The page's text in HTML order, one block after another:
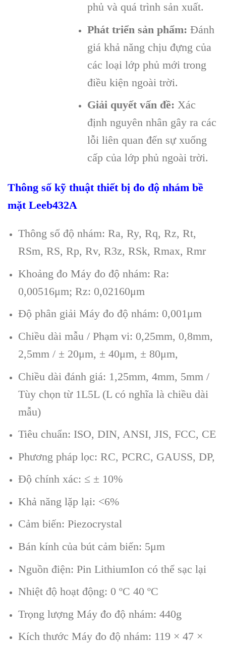
phủ và quá trình sản xuất.
Phát triển sản phẩm: Đánh
giá khả năng chịu đựng của
các loại lớp phủ mới trong
điều kiện ngoài trời.
Giải quyết vấn đề: Xác
định nguyên nhân gây ra các
lỗi liên quan đến sự xuống
cấp của lớp phủ ngoài trời.
Thông số kỹ thuật thiết bị đo độ nhám bề
mặt Leeb432A
Thông số độ nhám: Ra, Ry, Rq, Rz, Rt,
RSm, RS, Rp, Rv, R3z, RSk, Rmax, Rmr
Khoảng đo Máy đo độ nhám: Ra:
0,00516μm; Rz: 0,02160μm
Độ phân giải Máy đo độ nhám: 0,001μm
Chiều dài mẫu / Phạm vi: 0,25mm, 0,8mm,
2,5mm / ± 20μm, ± 40μm, ± 80μm,
Chiều dài đánh giá: 1,25mm, 4mm, 5mm /
Tùy chọn từ 1L5L (L có nghĩa là chiều dài
mẫu)
Tiêu chuẩn: ISO, DIN, ANSI, JIS, FCC, CE
Phương pháp lọc: RC, PCRC, GAUSS, DP,
Độ chính xác: ≤ ± 10%
Khả năng lặp lại: <6%
Cảm biến: Piezocrystal
Bán kính của bút cảm biến: 5μm
Nguồn điện: Pin LithiumIon có thể sạc lại
Nhiệt độ hoạt động: 0 ºC 40 ºC
Trọng lượng Máy đo độ nhám: 440g
Kích thước Máy đo độ nhám: 119 × 47 ×